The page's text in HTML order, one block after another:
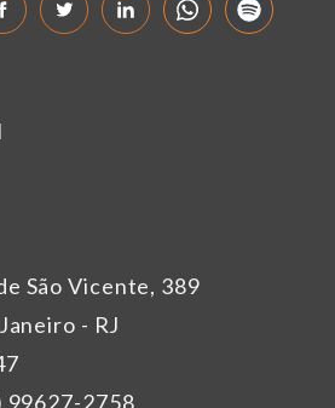
São Vicente, 389
- RJ
99627-2758